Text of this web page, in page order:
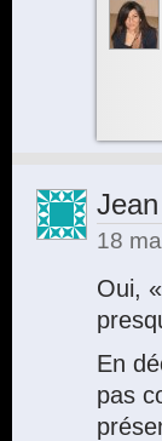
18
Oui,
En
pas